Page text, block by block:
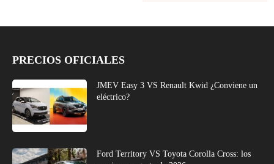
PRECIOS OFICIALES
JMEV Easy 3 VS Renault Kwid ¿Conviene un
eléctrico?
Ford Territory VS Toyota Corolla Cross: los